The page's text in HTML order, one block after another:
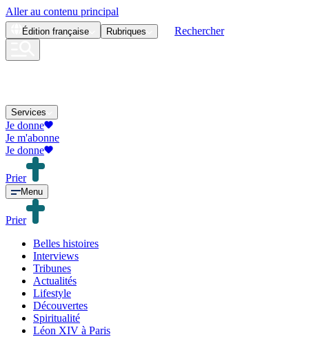
Aller au contenu principal
Édition française Rubriques Rechercher
Services
Je donne
Je m'abonne
Je donne
Prier
Menu
Prier
Belles histoires
Interviews
Tribunes
Actualités
Lifestyle
Découvertes
Spiritualité
Léon XIV à Paris